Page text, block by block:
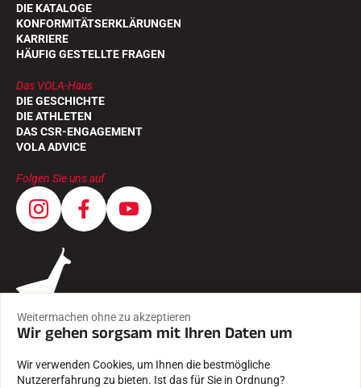
DIE KATALOGE
KONFORMITÄTSERKLÄRUNGEN
KARRIERE
HÄUFIG GESTELLTE FRAGEN
Das VOLA-Haus
DIE GESCHICHTE
DIE ATHLETEN
DAS CSR-ENGAGEMENT
VOLA ADVICE
Folgen Sie uns auf
Weitermachen ohne zu akzeptieren
Wir gehen sorgsam mit Ihren Daten um
Wir verwenden Cookies, um Ihnen die bestmögliche
Nutzererfahrung zu bieten. Ist das für Sie in Ordnung?